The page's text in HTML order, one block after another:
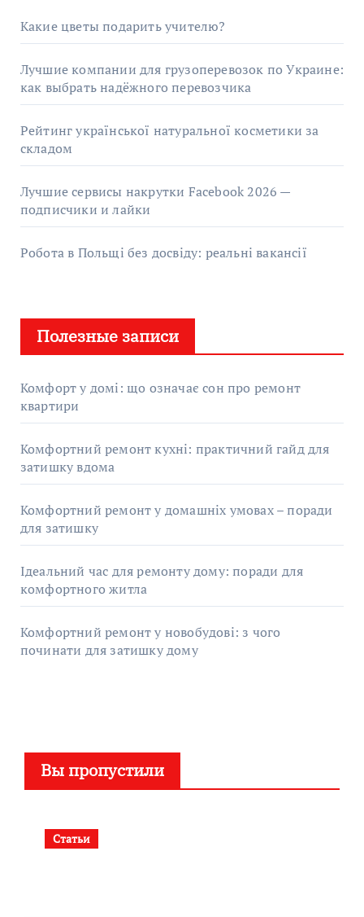
Какие цветы подарить учителю?
Лучшие компании для грузоперевозок по Украине:
как выбрать надёжного перевозчика
Рейтинг української натуральної косметики за
складом
Лучшие сервисы накрутки Facebook 2026 —
подписчики и лайки
Робота в Польщі без досвіду: реальні вакансії
Полезные записи
Комфорт у домі: що означає сон про ремонт
квартири
Комфортний ремонт кухні: практичний гайд для
затишку вдома
Комфортний ремонт у домашніх умовах – поради
для затишку
Ідеальний час для ремонту дому: поради для
комфортного житла
Комфортний ремонт у новобудові: з чого
починати для затишку дому
Вы пропустили
Статьи